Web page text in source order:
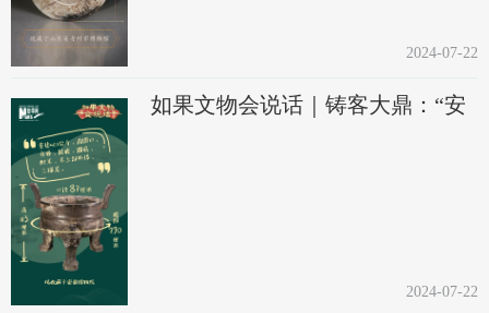
2024-07-22
如果文物会说话｜铸客大鼎：“安
2024-07-22